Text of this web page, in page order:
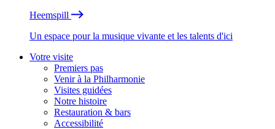
Heemspill
Un espace pour la musique vivante et les talents d'ici
Votre visite
Premiers pas
Venir à la Philharmonie
Visites guidées
Notre histoire
Restauration & bars
Accessibilité